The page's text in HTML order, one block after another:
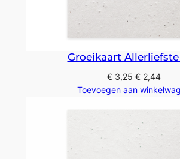
Groeikaart
€3,25 € 2,44
Toevoegen aan